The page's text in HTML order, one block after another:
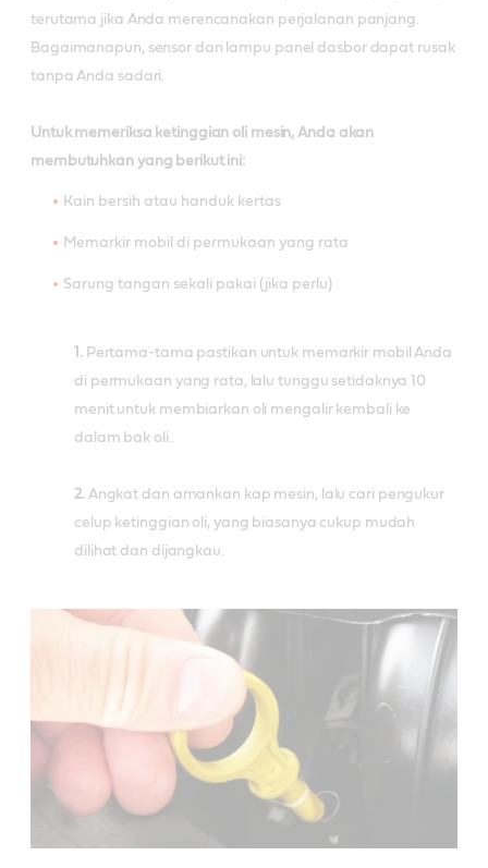
terutama jika Anda merencanakan perjalanan panjang.
Bagaimanapun, sensor dan lampu panel dasbor dapat rusak
tanpa Anda sadari.
Untuk memeriksa ketinggian oli mesin, Anda akan
membutuhkan yang berikut ini:
Kain bersih atau handuk kertas
Memarkir mobil di permukaan yang rata
Sarung tangan sekali pakai (jika perlu)
1. Pertama-tama pastikan untuk memarkir mobil Anda
di permukaan yang rata, lalu tunggu setidaknya 10
menit untuk membiarkan oli mengalir kembali ke
dalam bak oli.
2. Angkat dan amankan kap mesin, lalu cari pengukur
celup ketinggian oli, yang biasanya cukup mudah
dilihat dan dijangkau.